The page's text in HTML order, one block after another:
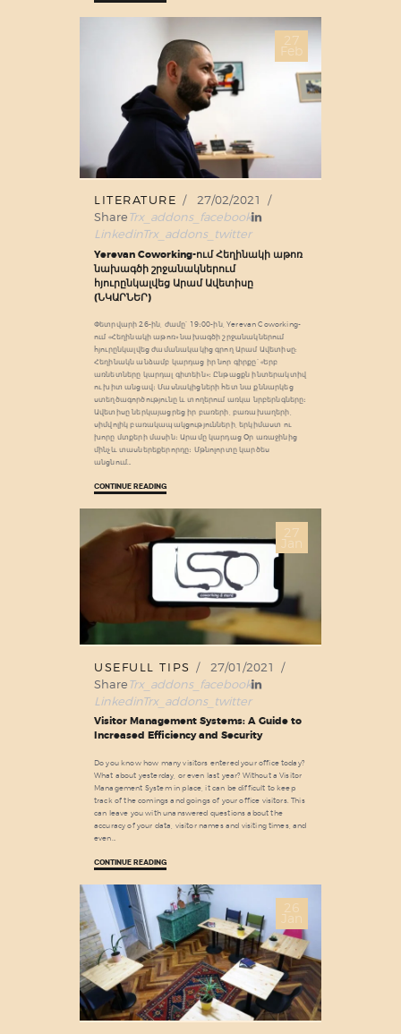
27
Feb
LITERATURE
27/02/2021
ShareTrx_addons_facebook
LinkedinTrx_addons_twitter
Yerevan Coworking-ում Հեղինակի աթոռ
նախագծի շրջանակներում
հյուրընկալվեց Արամ Ավետիսը
(ՆԿԱՐՆԵՐ)
Փետրվարի 26-ին, ժամը՝ 19։00-ին, Yerevan Coworking-
ում «Հեղինակի աթոռ» նախագծի շրջանակներում
հյուրընկալվեց ժամանակակից գրող Արամ Ավետիսը:
Հեղինակն անձամբ կարդաց իր նոր գիրքը՝ «Երբ
առնետները կարդալ գիտեին»։ Ընթացքն ինտերակտիվ
ու խիտ անցավ։ Մասնակիցների հետ նա քննարկեց
ստեղծագործությունը և տողերում առկա նրբերնգները։
Ավետիսը ներկայացրեց իր բառերի, բառախաղերի,
սիմվոլիկ բառակապակցությունների, երկիմաստ ու
խորը մտքերի մասին։ Արամը կարդաց Օր առաջինից
մինչև տասներեքերորդը։ Մթնոլորտը կարծես
անցնում…
CONTINUE READING
27
Jan
USEFULL TIPS
27/01/2021
ShareTrx_addons_facebook
LinkedinTrx_addons_twitter
Visitor Management Systems: A Guide to
Increased Efficiency and Security
Do you know how many visitors entered your office today?
What about yesterday, or even last year? Without a Visitor
Management System in place, it can be difficult to keep
track of the comings and goings of your office visitors. This
can leave you with unanswered questions about the
accuracy of your data, visitor names and visiting times, and
even…
CONTINUE READING
26
Jan